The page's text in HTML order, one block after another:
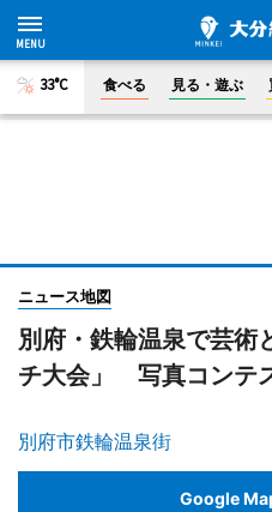
33°C 食べる 見る・遊ぶ
ニュース地図
別府・鉄輪温泉で芸術
チ大会」 写真コンテ
別府市鉄輪温泉街
Google